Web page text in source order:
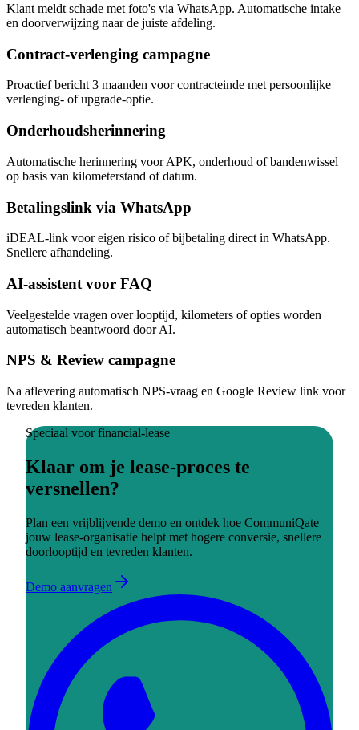
Klant meldt schade met foto's via WhatsApp. Automatische intake
en doorverwijzing naar de juiste afdeling.
Contract-verlenging campagne
Proactief bericht 3 maanden voor contracteinde met persoonlijke
verlenging- of upgrade-optie.
Onderhoudsherinnering
Automatische herinnering voor APK, onderhoud of bandenwissel
op basis van kilometerstand of datum.
Betalingslink via WhatsApp
iDEAL-link voor eigen risico of bijbetaling direct in WhatsApp.
Snellere afhandeling.
AI-assistent voor FAQ
Veelgestelde vragen over looptijd, kilometers of opties worden
automatisch beantwoord door AI.
NPS & Review campagne
Na aflevering automatisch NPS-vraag en Google Review link voor
tevreden klanten.
Speciaal voorfinancial-lease
Klaar om je lease-proces te
versnellen?
Plan een vrijblijvende demo en ontdek hoe CommuniQate
jouw lease-organisatie helpt met hogere conversie, snellere
doorlooptijd en tevreden klanten.
Demo aanvragen